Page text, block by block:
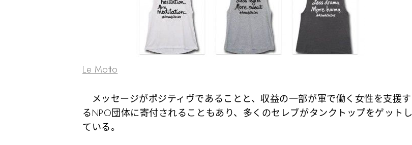
Le Motto
メッセージがポジティヴであることと、収益の一部が軍で働く女性を支援す
るNPO団体に寄付されることもあり、多くのセレブがタンクトップをゲットし
ている。